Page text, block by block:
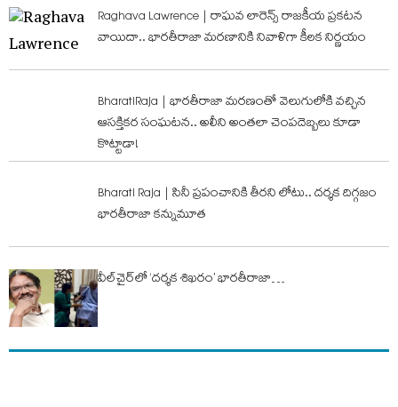
Raghava Lawrence | రాఘవ లారెన్స్ రాజకీయ ప్రకటన
వాయిదా.. భారతీరాజా మరణానికి నివాళిగా కీలక నిర్ణయం
BharatiRaja | భారతీరాజా మరణంతో వెలుగులోకి వచ్చిన
ఆసక్తికర సంఘటన.. అలీని అంతలా చెంపదెబ్బలు కూడా
కొట్టాడా!
Bharati Raja | సినీ ప్రపంచానికి తీరని లోటు.. దర్శక దిగ్గజం
భారతీరాజా కన్నుమూత
వీల్‌చైర్‌లో ‘దర్శక శిఖరం’ భారతీరాజా…